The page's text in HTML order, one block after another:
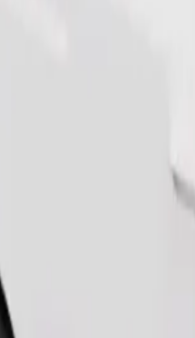
Klicks entfernt!